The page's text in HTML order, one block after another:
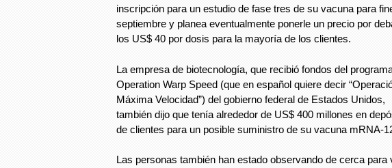
inscripción para un estudio de fase tres de su vacuna para
septiembre y planea eventualmente ponerle un precio por
los US$ 40 por dosis para la mayoría de los clientes.
La empresa de biotecnología, que recibió fondos del
Operation Warp Speed (que en español quiere decir
Máxima Velocidad”) del gobierno federal de Estados Unidos,
también dijo que tenía alrededor de US$ 400 millones en
de clientes para un posible suministro de su vacuna mRNA-
Las personas también han estado observando de cerca para